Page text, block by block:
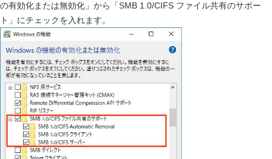
の有効化または無効化」から「SMB 1.0/CIFS ファイル共有のサポー
ト」にチェックを入れます。